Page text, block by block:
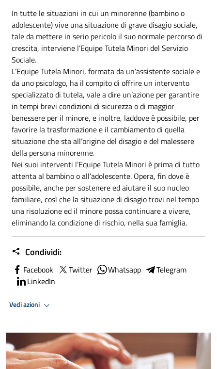
In tutte le situazioni in cui un minorenne (bambino o
adolescente) vive una situazione di grave disagio sociale,
tale da mettere in serio pericolo il suo normale percorso di
crescita, interviene l’Equipe Tutela Minori del Servizio
Sociale.
L’Equipe Tutela Minori, formata da un’assistente sociale e
da uno psicologo, ha il compito di offrire un intervento
specializzato di tutela, vale a dire un’azione per garantire
in tempi brevi condizioni di sicurezza o di maggior
benessere per il minore, e inoltre, laddove è possibile, per
favorire la trasformazione e il cambiamento di quella
situazione che sta all’origine del disagio e del malessere
della persona minorenne.
Nei suoi interventi l’Equipe Tutela Minori è prima di tutto
attenta al bambino o all’adolescente. Opera, fin dove è
possibile, anche per sostenere ed aiutare il suo nucleo
familiare, così che la situazione di disagio trovi nel tempo
una risoluzione ed il minore possa continuare a vivere,
eliminando la condizione di rischio, nella sua famiglia.
Condividi:
Facebook Twitter Whatsapp
Telegram
LinkedIn
Vedi azioni